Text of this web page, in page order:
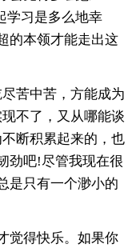
学习是多么地幸
的本领才能走出这
苦中苦，方能成为
不了，又从哪能谈
断积累起来的，也
劲吧!尽管我现在很
是只有一个渺小的
得快乐。如果你